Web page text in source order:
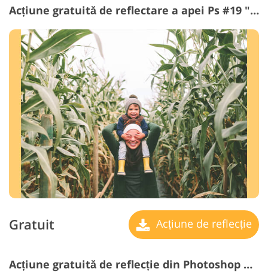
Acțiune gratuită de reflectare a apei Ps #19 "White Frame 40 px"
Gratuit Acțiune de reflecție
Acțiune gratuită de reflecție din Photoshop #20 "White Frame 100 px"